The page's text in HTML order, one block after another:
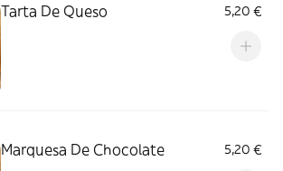
Tarta De Queso 5,20 €
Marquesa De Chocolate 5,20 €